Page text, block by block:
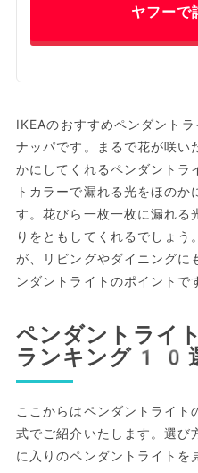
ヤフーで
IKEAのおすすめペンダント
ナッパです。まるで花が咲い
かにしてくれるペンダントラ
トカラーで漏れる光をほの
す。花びら一枚一枚に漏れる
りをともしてくれるでしょ
が、リビングやダイニングに
ンダントライトのポイントで
ペンダントライ
ランキング10
ここからはペンダントライ
式でご紹介いたします。選び
に入りのペンダントライトを